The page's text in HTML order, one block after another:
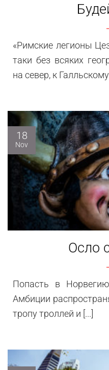
«Римские легионы
таки без всяких
на север, к
Осло
Попасть в
Амбиции
тропу троллей и [...]
18
Nov